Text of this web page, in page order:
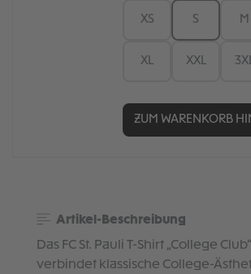
XS S M
XL XXL
ZUM WARENKORB
Artikel-Beschreibung
Das FC St. Pauli T-Shirt „College
verbindet klassische College-